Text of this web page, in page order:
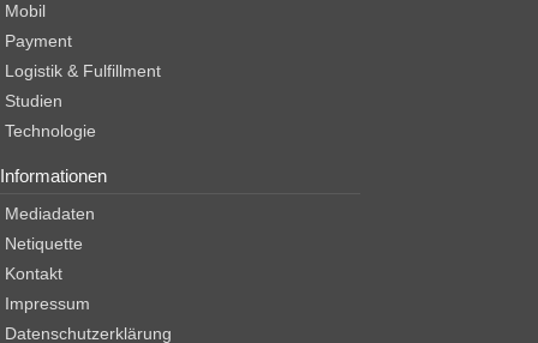
Mobil
Payment
Logistik & Fulfillment
Studien
Technologie
Informationen
Mediadaten
Netiquette
Kontakt
Impressum
Datenschutzerklärung